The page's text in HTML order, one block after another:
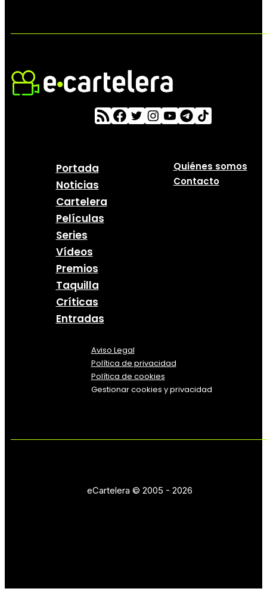
Portada
Noticias
Cartelera
Películas
Series
Vídeos
Premios
Taquilla
Críticas
Entradas
Quiénes somos
Contacto
Aviso Legal
Política de privacidad
Política de cookies
Gestionar cookies y privacidad
eCartelera © 2005 - 2026